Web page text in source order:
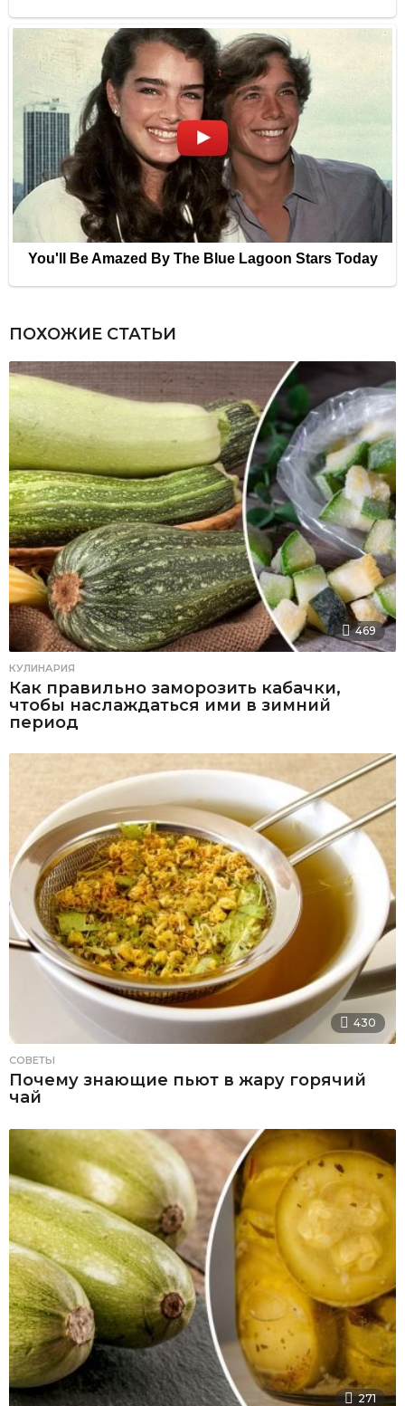
ПОХОЖИЕ СТАТЬИ
469
КУЛИНАРИЯ
Как правильно заморозить кабачки,
чтобы наслаждаться ими в зимний
период
430
СОВЕТЫ
Почему знающие пьют в жару горячий
чай
271